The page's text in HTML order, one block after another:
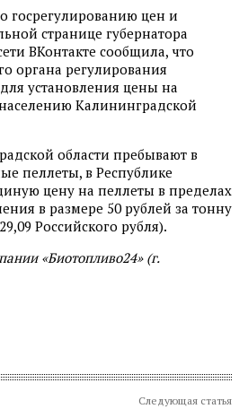
госрегулированию цен и
странице губернатора
ВКонтакте сообщила, что
органа регулирования
установления цены на
Калининградской
области пребывают в
пеллеты, в Республике
цену на пеллеты в пределах
в размере 50 рублей за тонну
Российского рубля).
«Биотопливо24» (г.
Следующая статья